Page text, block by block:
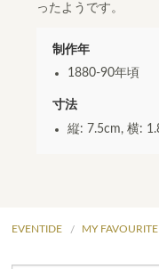
ったようです。
制作年
1880-90年頃
寸法
縦: 7.5cm, 横:
EVENTIDE MY FAVOURITE